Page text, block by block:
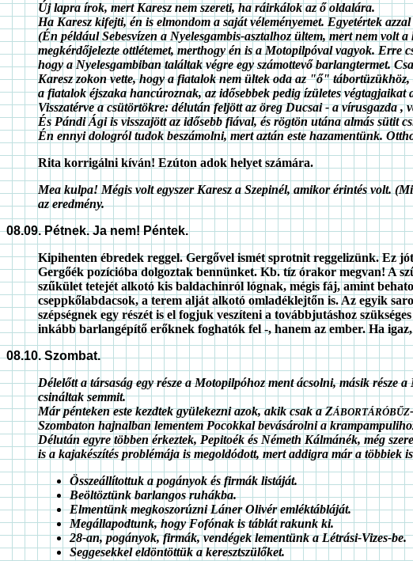
Új lapra írok, mert Karesz nem szereti, ha ráirkálok az ő oldalára.
Ha Karesz kifejti, én is elmondom a saját véleményemet. Egyetértek
(Én például Sebesvízen a Nyelesgambis-asztalhoz ültem, mert nem
megkérdőjelezte ottlétemet, merthogy én is a Motopilpóval vagyok.
hogy a Nyelesgambiban találtak végre egy számottevő barlangtermet.
Karesz zokon vette, hogy a fiatalok nem ültek oda az "ő"
a fiatalok éjszaka hancúroznak, az idősebbek pedig ízületes
Visszatérve a csütörtökre: délután feljött az öreg Ducsai - a vírusgazda
És Pándi Ági is visszajött az idősebb fiával, és rögtön utána almás sütit
Én ennyi dologról tudok beszámolni, mert aztán este hazamentünk.
Rita korrigálni kíván! Ezúton adok helyet számára.
Mea kulpa! Mégis volt egyszer Karesz a Szepinél, amikor érintés volt.
az eredmény.
08.09. Pétnek. Ja nem! Péntek.
Kipihenten ébredek reggel. Gergővel ismét sprotnit reggelizünk. Ez
Gergőék pozícióba dolgoztak bennünket. Kb. tíz órakor megvan! A
szűkület tetejét alkotó kis baldachinról lógnak, mégis fáj, amint
cseppkőlabdacsok, a terem alját alkotó omladéklejtőn is. Az egyik
szépségnek egy részét is el fogjuk veszíteni a továbbjutáshoz
inkább barlangépítő erőknek foghatók fel -, hanem az ember. Ha
08.10. Szombat.
Délelőtt a társaság egy része a Motopilpóhoz ment ácsolni, másik
csináltak semmit.
Már pénteken este kezdtek gyülekezni azok, akik csak a ZÁBORTÁRÓBŰZ
Szombaton hajnalban lementem Pocokkal bevásárolni a
Délután egyre többen érkeztek, Pepitoék és Németh Kálmánék, még
is a kajakészítés problémája is megoldódott, mert addigra már a többiek
Összeállítottuk a pogányok és firmák listáját.
Beöltöztünk barlangos ruhákba.
Elmentünk megkoszorúzni Láner Olivér emléktábláját.
Megállapodtunk, hogy Fofónak is táblát rakunk ki.
28-an, pogányok, firmák, vendégek lementünk a Létrási-Vizes-be.
Seggesekkel eldöntöttük a keresztszülőket.